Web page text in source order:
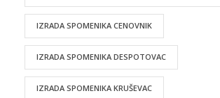
IZRADA SPOMENIKA CENOVNIK
IZRADA SPOMENIKA DESPOTOVAC
IZRADA SPOMENIKA KRUŠEVAC